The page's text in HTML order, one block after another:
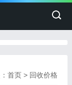
首页 > 回收价格